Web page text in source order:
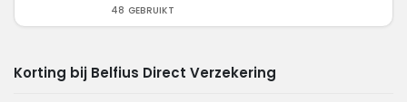
48 GEBRUIKT
Korting bij Belfius Direct Verzekering